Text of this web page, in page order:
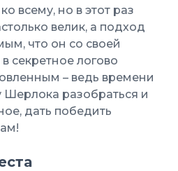
всему, но в этот раз
велик, а подход
что он со своей
секретное логово
– ведь времени
Шерлока разобраться и
дать победить